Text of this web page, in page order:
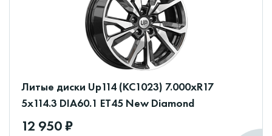
Литые диски Up114 (КС1023) 7.000xR17
5x114.3 DIA60.1 ET45 New Diamond
12 950 ₽